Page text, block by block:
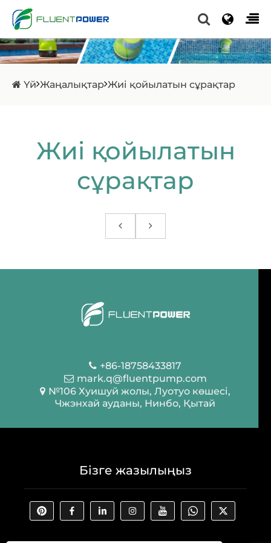
Үй Жаңалықтар Жиі қойылатын сұрақтар
Жиі қойылатын
сұрақтар
+86-18758433817
mark.q@fluentpump.com
№106 Хуишуй жолы, Луотуо көшесі,
Чжэнхай ауданы, Нинбо, Қытай
Бізге жазылыңыз